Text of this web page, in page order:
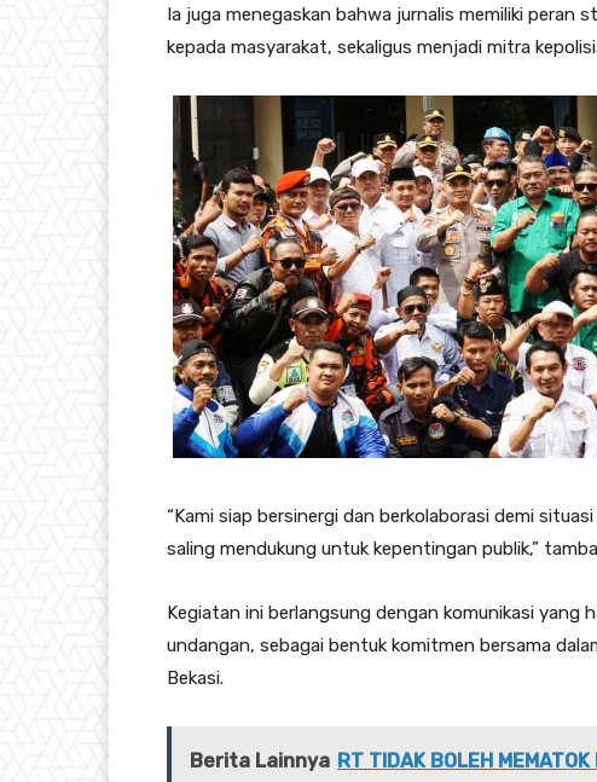
Ia juga menegaskan bahwa jurnalis memiliki peran
kepada masyarakat, sekaligus menjadi mitra
“Kami siap bersinergi dan berkolaborasi demi
saling mendukung untuk kepentingan publik,”
Kegiatan ini berlangsung dengan komunikasi yang
undangan, sebagai bentuk komitmen bersama
Bekasi.
Berita Lainnya RT TIDAK BOLEH